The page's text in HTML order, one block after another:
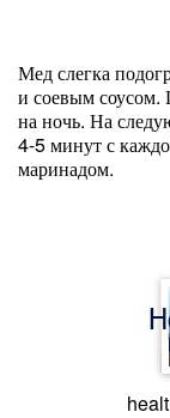
Мед слегка
и соевым
на ночь. На
4-5 минут с
маринадом.